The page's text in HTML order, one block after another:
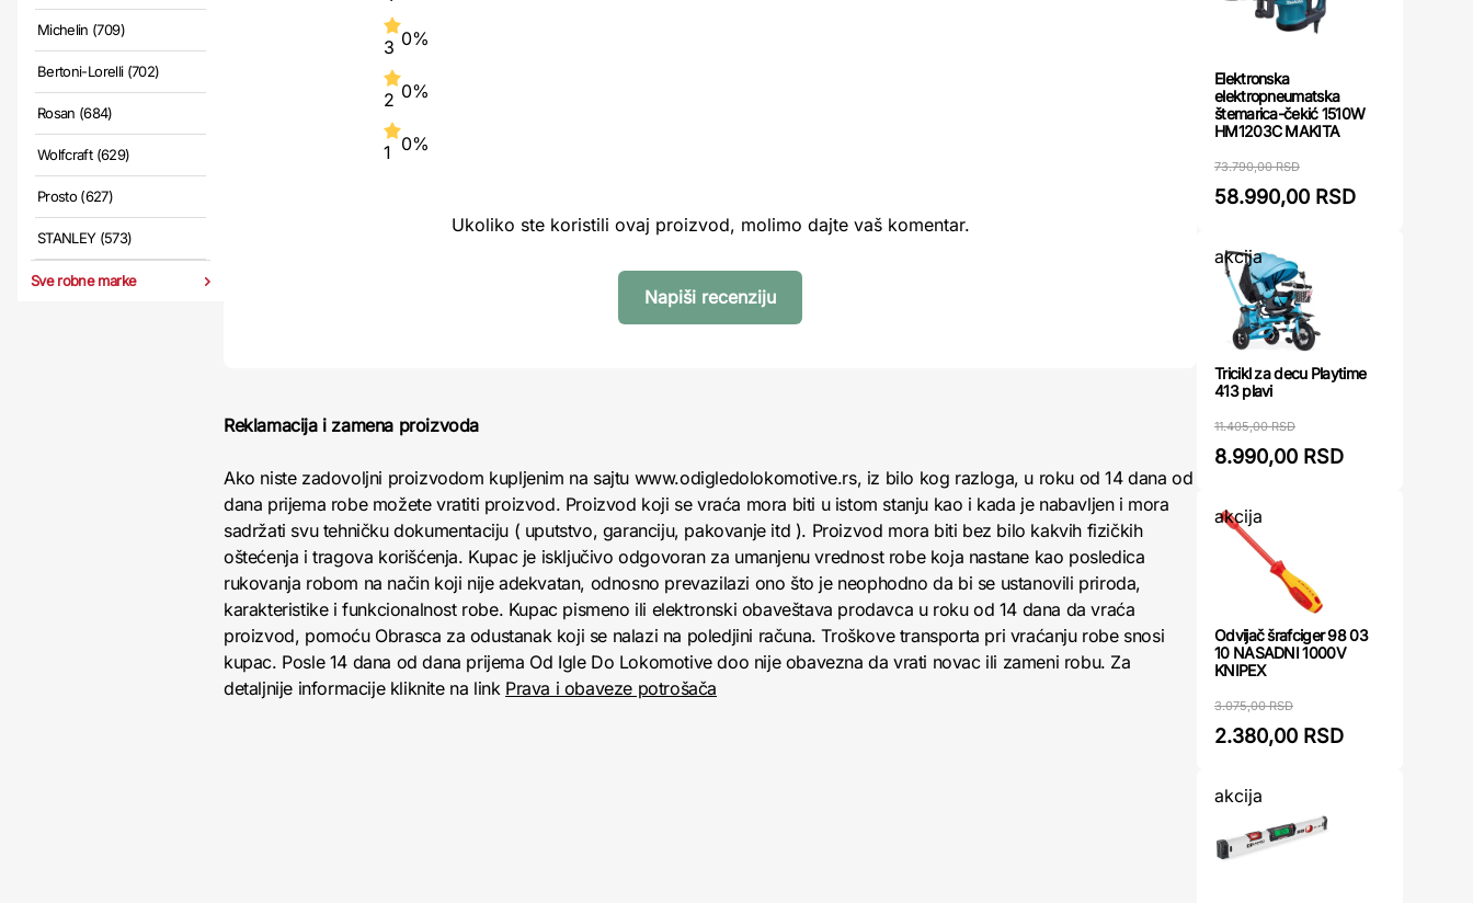
Michelin (709)
Bertoni-Lorelli (702)
Rosan (684)
Wolfcraft (629)
Prosto (627)
STANLEY (573)
Sve robne marke
3 0%
2 0%
1 0%
Ukoliko ste koristili ovaj proizvod, molimo dajte vaš komentar.
Napiši recenziju
Reklamacija i zamena proizvoda
Ako niste zadovoljni proizvodom kupljenim na sajtu www.odigledolokomotive.rs, iz bilo kog razloga, u roku od 14 dana od
dana prijema robe možete vratiti proizvod. Proizvod koji se vraća mora biti u istom stanju kao i kada je nabavljen i mora
sadržati svu tehničku dokumentaciju ( uputstvo, garanciju, pakovanje itd ). Proizvod mora biti bez bilo kakvih fizičkih
oštećenja i tragova korišćenja. Kupac je isključivo odgovoran za umanjenu vrednost robe koja nastane kao posledica
rukovanja robom na način koji nije adekvatan, odnosno prevazilazi ono što je neophodno da bi se ustanovili priroda,
karakteristike i funkcionalnost robe. Kupac pismeno ili elektronski obaveštava prodavca u roku od 14 dana da vraća
proizvod, pomoću Obrasca za odustanak koji se nalazi na poledjini računa. Troškove transporta pri vraćanju robe snosi
kupac. Posle 14 dana od dana prijema Od Igle Do Lokomotive doo nije obavezna da vrati novac ili zameni robu. Za
detaljnije informacije kliknite na link Prava i obaveze potrošača
Elektronska
elektropneumatska
štemarica-čekić 1510W
HM1203C MAKITA
73.790,00 RSD
58.990,00 RSD
akcija
Tricikl za decu Playtime
413 plavi
11.405,00 RSD
8.990,00 RSD
akcija
Odvijač šrafciger 98 03
10 NASADNI 1000V
KNIPEX
3.075,00 RSD
2.380,00 RSD
akcija